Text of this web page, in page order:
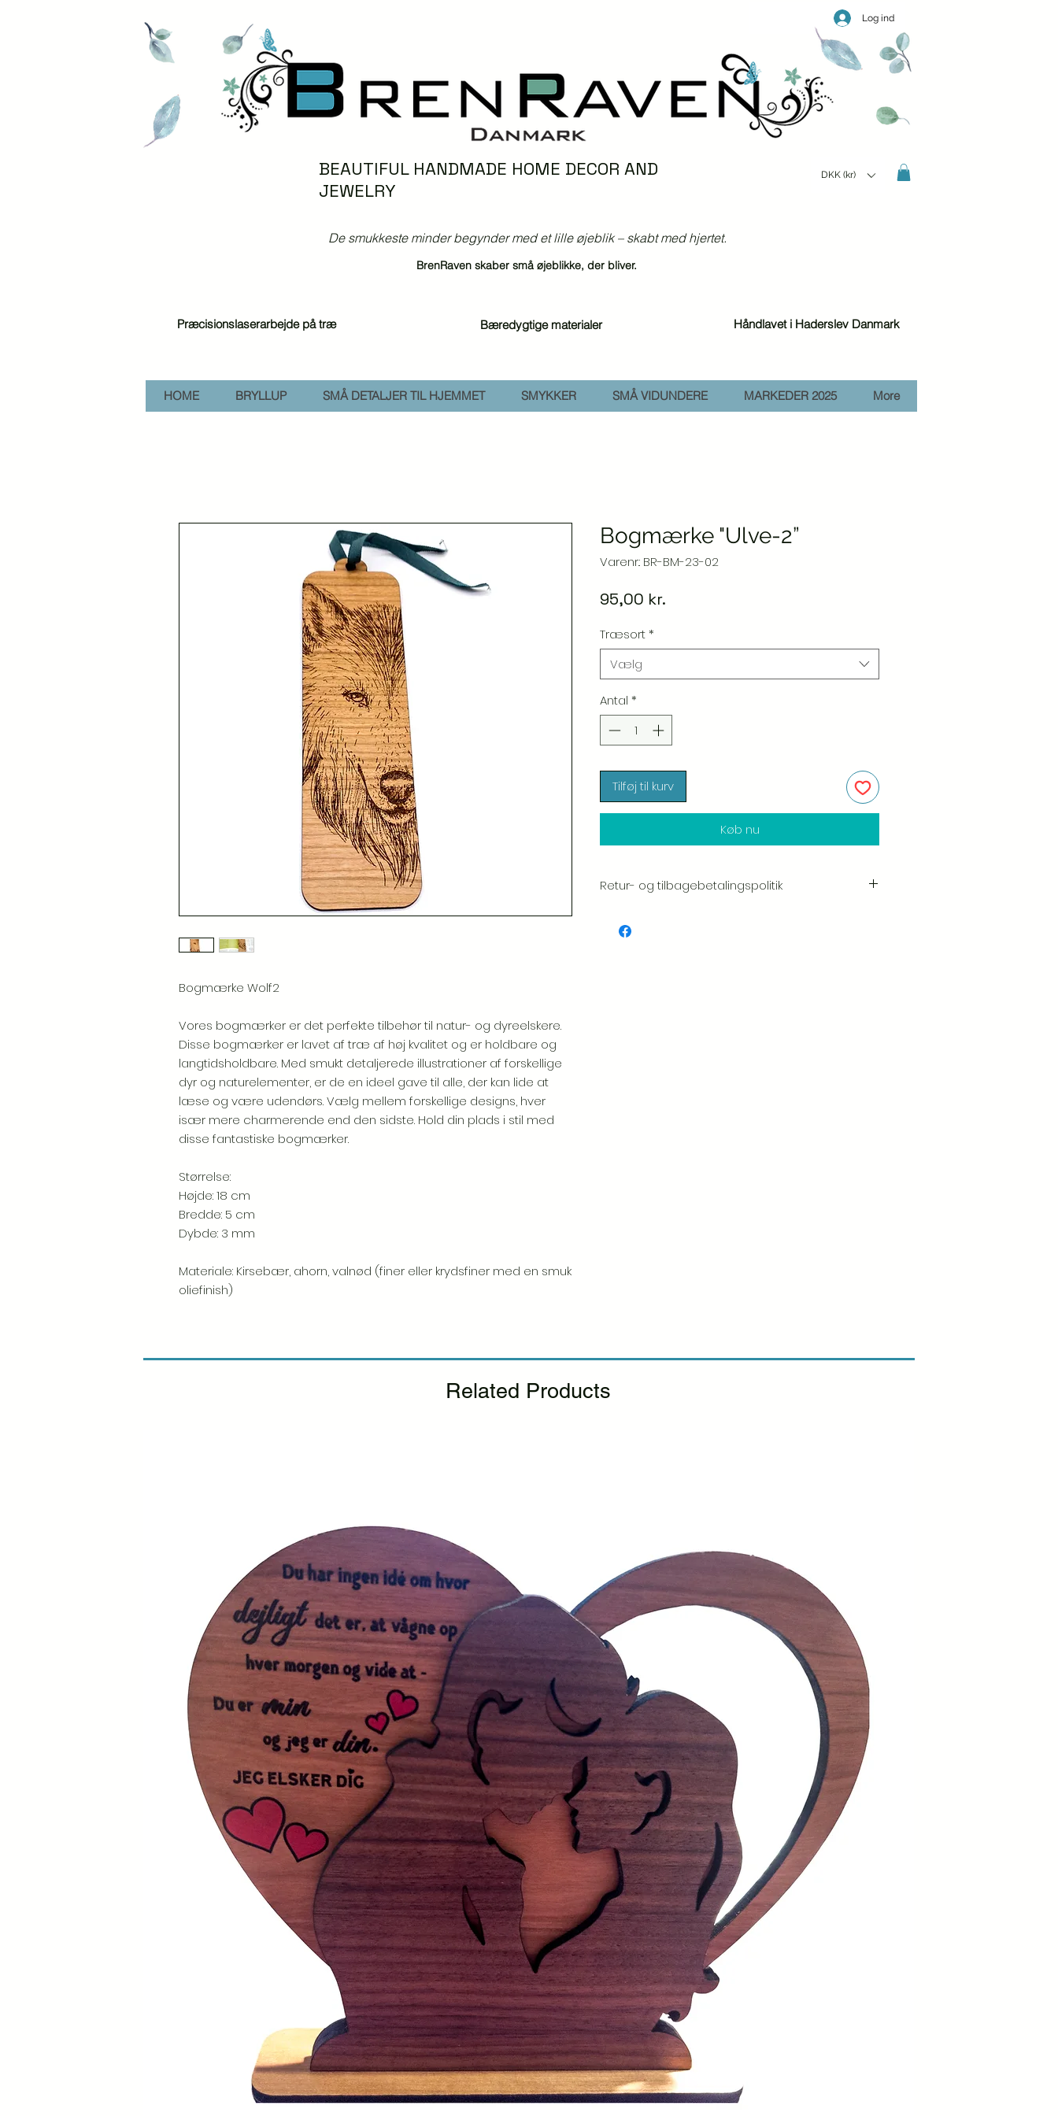
Log ind
BEAUTIFUL HANDMADE HOME DECOR AND
JEWELRY
DKK (kr)
De smukkeste minder begynder med et lille øjeblik – skabt med hjertet.
BrenRaven skaber små øjeblikke, der bliver.
Præcisionslaserarbejde på træ Bæredygtige materialer Håndlavet i Haderslev Danmark
HOME BRYLLUP SMÅ DETALJER TIL HJEMMET SMYKKER SMÅ VIDUNDERE MARKEDER 2025 More
Bogmærke Wolf2
Vores bogmærker er det perfekte tilbehør til natur- og dyreelskere.
Disse bogmærker er lavet af træ af høj kvalitet og er holdbare og
langtidsholdbare. Med smukt detaljerede illustrationer af forskellige
dyr og naturelementer, er de en ideel gave til alle, der kan lide at
læse og være udendørs. Vælg mellem forskellige designs, hver
især mere charmerende end den sidste. Hold din plads i stil med
disse fantastiske bogmærker.
Størrelse:
Højde: 18 cm
Bredde: 5 cm
Dybde: 3 mm
Materiale: Kirsebær, ahorn, valnød (finer eller krydsfiner med en smuk
oliefinish)
Bogmærke "Ulve-2”
Varenr.: BR-BM-23-02
95,00 kr.
Træsort*
Vælg
Antal *
Tilføj til kurv
Køb nu
Retur- og tilbagebetalingspolitik
hver vare. Din tilfredshed er vores højeste prioritet, og vi
Related Products